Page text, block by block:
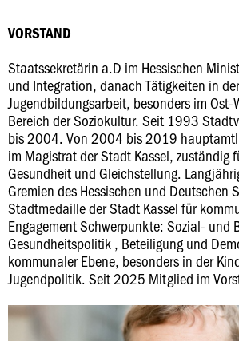
VORSTAND
Staatssekretärin a.D im Hessischen
und Integration, danach Tätigkeiten in
Jugendbildungsarbeit, besonders im Ost-
Bereich der Soziokultur. Seit 1993
bis 2004. Von 2004 bis 2019
im Magistrat der Stadt Kassel, zuständig
Gesundheit und Gleichstellung.
Gremien des Hessischen und Deutschen
Stadtmedaille der Stadt Kassel für
Engagement Schwerpunkte: Sozial- und
Gesundheitspolitik , Beteiligung und
kommunaler Ebene, besonders in der
Jugendpolitik. Seit 2025 Mitglied im